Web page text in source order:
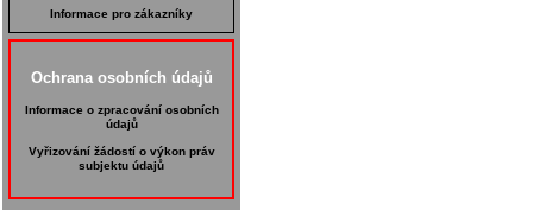
Informace pro zákazníky
Ochrana osobních údajů
Informace o zpracování osobních
údajů
Vyřizování žádostí o výkon práv
subjektu údajů